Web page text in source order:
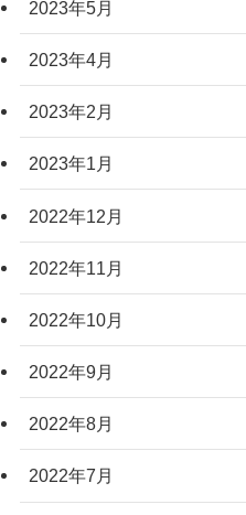
2023年5月
2023年4月
2023年2月
2023年1月
2022年12月
2022年11月
2022年10月
2022年9月
2022年8月
2022年7月